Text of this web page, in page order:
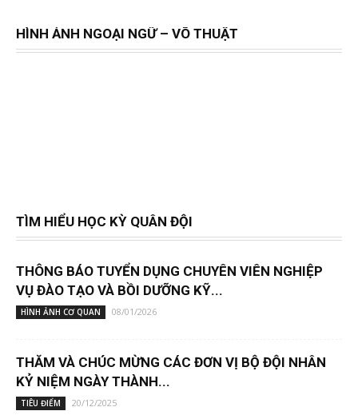
HÌNH ẢNH NGOẠI NGỮ – VÕ THUẬT
TÌM HIỂU HỌC KỲ QUÂN ĐỘI
THÔNG BÁO TUYỂN DỤNG CHUYÊN VIÊN NGHIỆP
VỤ ĐÀO TẠO VÀ BỒI DƯỠNG KỸ...
HÌNH ẢNH CƠ QUAN 08/01/2026
THĂM VÀ CHÚC MỪNG CÁC ĐƠN VỊ BỘ ĐỘI NHÂN
KỶ NIỆM NGÀY THÀNH...
TIÊU ĐIỂM 20/12/2025